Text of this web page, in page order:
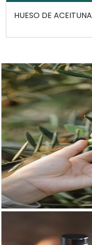
HUESO DE ACEITUNA